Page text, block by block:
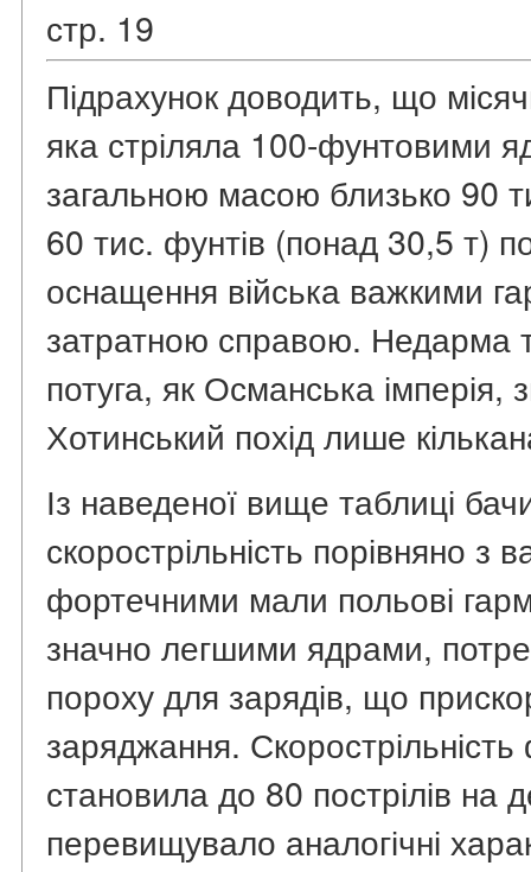
стр. 19
Підрахунок доводить, що
яка стріляла 100-фунтовими
загальною масою близько 90
60 тис. фунтів (понад 30,5 т)
оснащення війська важкими
затратною справою. Недарма
потуга, як Османська імперія,
Хотинський похід лише
Із наведеної вище таблиці
скорострільність порівняно
фортечними мали польові
значно легшими ядрами,
пороху для зарядів, що
заряджання.
становила до 80 пострілів на
перевищувало аналогічні